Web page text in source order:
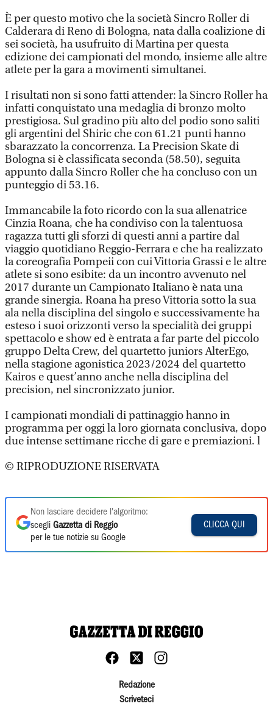
È per questo motivo che la società Sincro Roller di
Calderara di Reno di Bologna, nata dalla coalizione di
sei società, ha usufruito di Martina per questa
edizione dei campionati del mondo, insieme alle altre
atlete per la gara a movimenti simultanei.
I risultati non si sono fatti attender: la Sincro Roller ha
infatti conquistato una medaglia di bronzo molto
prestigiosa. Sul gradino più alto del podio sono saliti
gli argentini del Shiric che con 61.21 punti hanno
sbarazzato la concorrenza. La Precision Skate di
Bologna si è classificata seconda (58.50), seguita
appunto dalla Sincro Roller che ha concluso con un
punteggio di 53.16.
Immancabile la foto ricordo con la sua allenatrice
Cinzia Roana, che ha condiviso con la talentuosa
ragazza tutti gli sforzi di questi anni a partire dal
viaggio quotidiano Reggio-Ferrara e che ha realizzato
la coreografia Pompeii con cui Vittoria Grassi e le altre
atlete si sono esibite: da un incontro avvenuto nel
2017 durante un Campionato Italiano è nata una
grande sinergia. Roana ha preso Vittoria sotto la sua
ala nella disciplina del singolo e successivamente ha
esteso i suoi orizzonti verso la specialità dei gruppi
spettacolo e show ed è entrata a far parte del piccolo
gruppo Delta Crew, del quartetto juniors AlterEgo,
nella stagione agonistica 2023/2024 del quartetto
Kairos e quest’anno anche nella disciplina del
precision, nel sincronizzato junior.
I campionati mondiali di pattinaggio hanno in
programma per oggi la loro giornata conclusiva, dopo
due intense settimane ricche di gare e premiazioni. l
© RIPRODUZIONE RISERVATA
Non lasciare decidere l'algoritmo:
scegli Gazzetta di Reggio
per le tue notizie su Google
CLICCA QUI
Redazione
Scriveteci